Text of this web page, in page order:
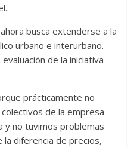
busca extenderse a la
urbano e interurbano.
de la iniciativa
prácticamente no
de la empresa
y no tuvimos problemas
la diferencia de precios,